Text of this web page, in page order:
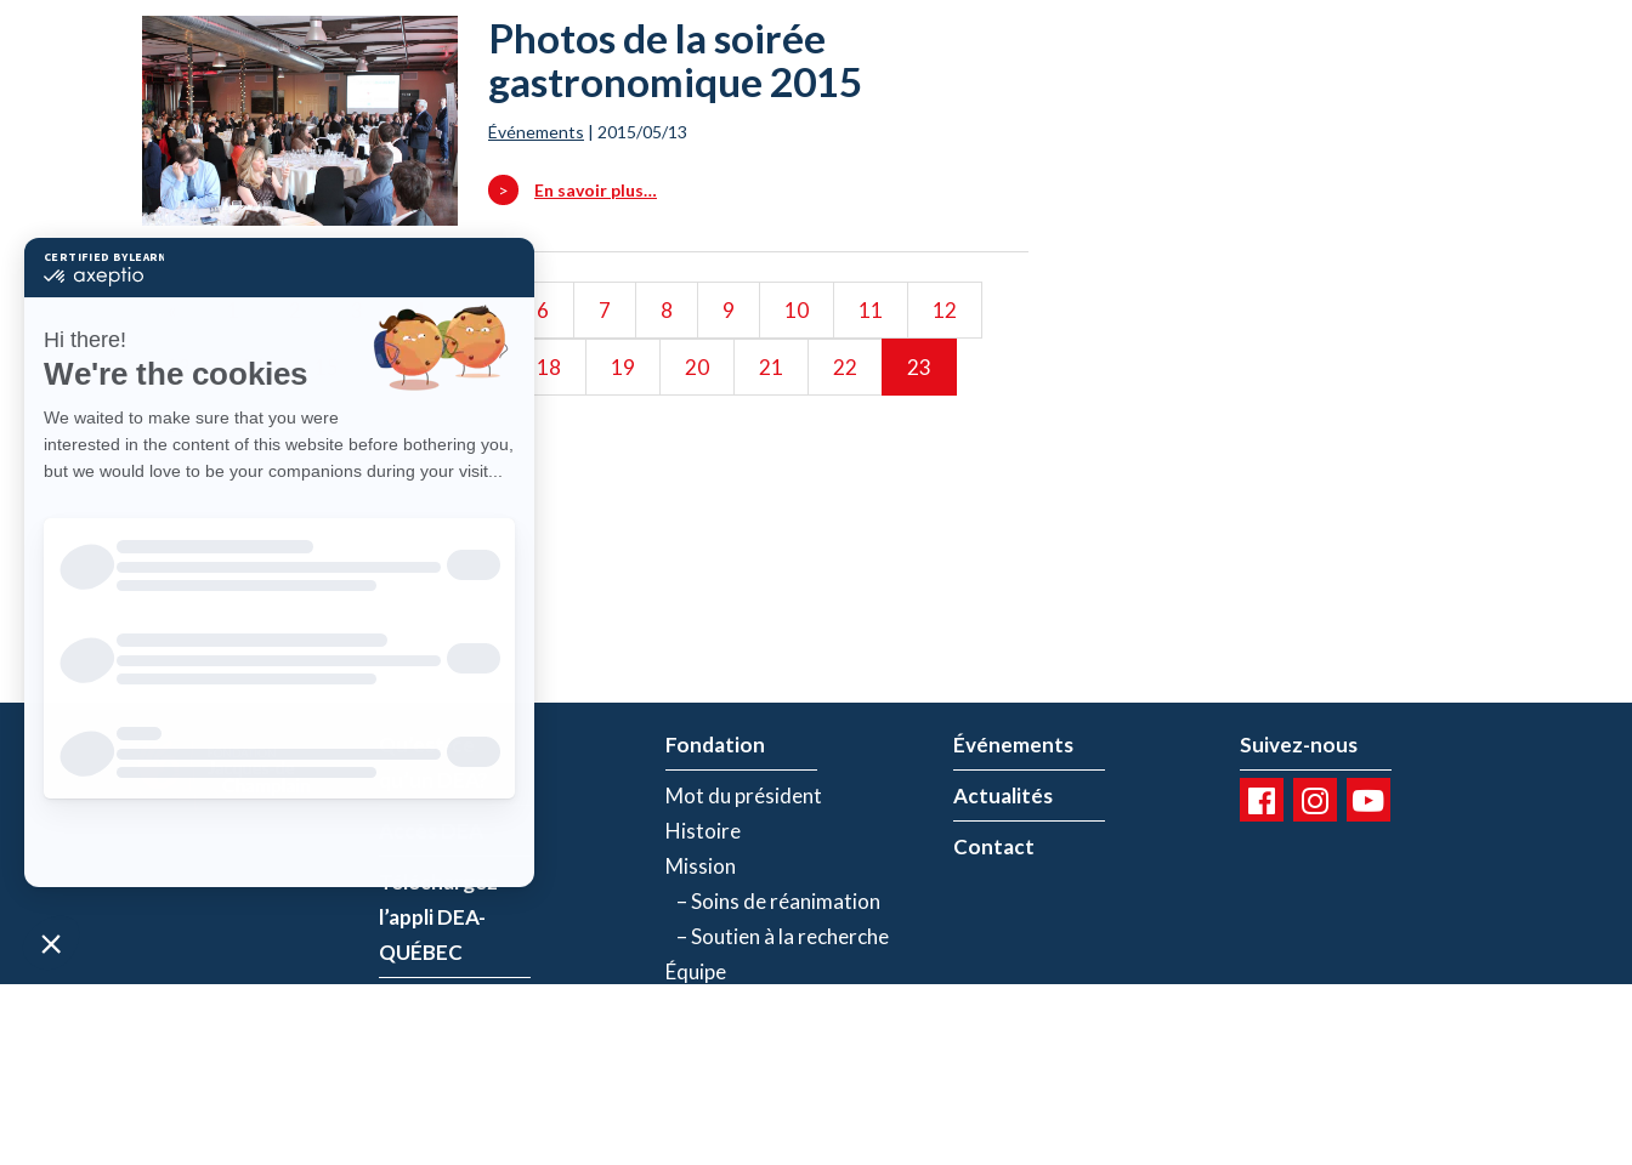
Photos de la soirée
gastronomique 2015
Événements | 2015/05/13
> En savoir plus…
4 5 6 7 8 9 10 11 12
13 14 16 17 18 19 20 21 22 23
24 25 26
Téléchargez
l’appli DEA-
QUÉBEC
Fondation
Mot du président
Histoire
Mission
– Soins de réanimation
– Soutien à la recherche
Équipe
Événements
Actualités
Contact
Suivez-nous